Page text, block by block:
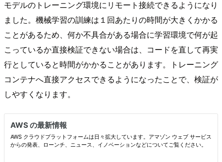
モデルのトレーニング環境にリモート接続できるようになり
ました。機械学習の訓練は１回あたりの時間が大きくかかる
ことがあるため、何か不具合がある場合に学習環境で何が起
こっているか直接検証できない場合は、コードを直して再実
行としていると時間がかかることがあります。トレーニング
コンテナへ直接アクセスできるようになったことで、検証が
しやすくなります。